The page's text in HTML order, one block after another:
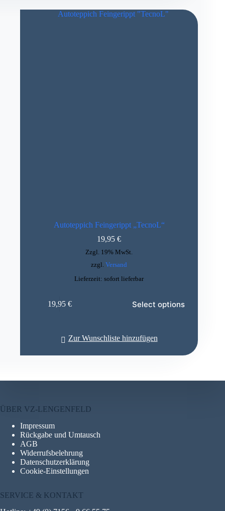
Autoteppich Feingerippt „TecnoL“
19,95€
Zzgl. 19% MwSt.
zzgl.Versand
Lieferzeit: sofort lieferbar
19,95 € Select options
Zur Wunschliste hinzufügen
ÜBER VZ-LENGENFELD
Impressum
Rückgabe und Umtausch
AGB
Widerrufsbelehrung
Datenschutzerklärung
Cookie-Einstellungen
SERVICE & KONTAKT